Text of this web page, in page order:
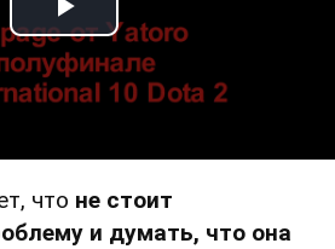
Play Video
что не стоит
и думать, что она